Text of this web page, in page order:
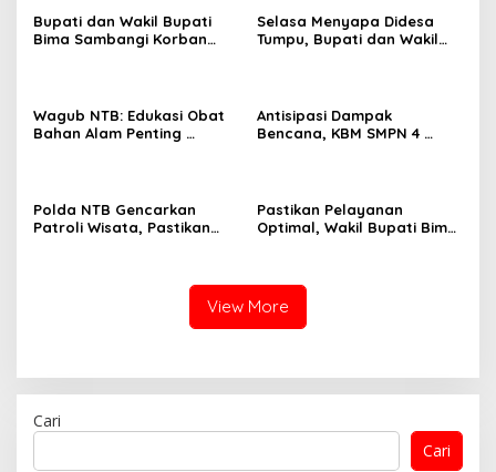
Bupati dan Wakil Bupati
Bima Sambangi Korban
Selasa Menyapa Didesa
Tumpu, Bupati dan Wakil
Wagub NTB: Edukasi Obat
Bahan Alam Penting
Antisipasi Dampak
Bencana, KBM SMPN 4
Polda NTB Gencarkan
Patroli Wisata, Pastikan
Pastikan Pelayanan
Optimal, Wakil Bupati Bima
View More
Cari
Cari